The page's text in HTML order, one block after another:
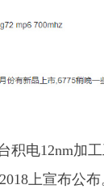
积电12nm加
上宣布公